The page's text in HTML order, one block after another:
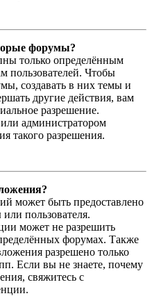
форумы?
только определённым
пользователей. Чтобы
создавать в них темы и
другие действия, вам
разрешение.
администратором
такого разрешения.
может быть предоставлено
пользователя.
может не разрешить
форумах. Также
разрешено только
Если вы не знаете, почему
свяжитесь с